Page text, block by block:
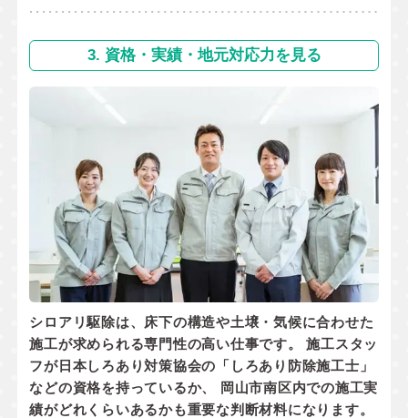
3. 資格・実績・地元対応力を見る
シロアリ駆除は、床下の構造や土壌・気候に合わせた
施工が求められる専門性の高い仕事です。 施工スタッ
フが日本しろあり対策協会の「しろあり防除施工士」
などの資格を持っているか、 岡山市南区内での施工実
績がどれくらいあるかも重要な判断材料になります。